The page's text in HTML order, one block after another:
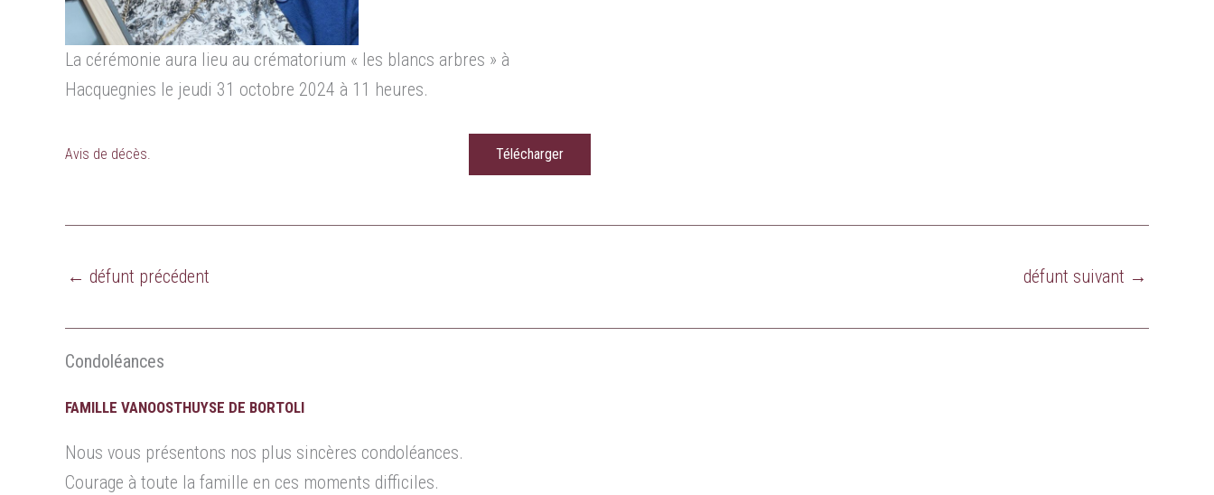
La cérémonie aura lieu au crématorium « les blancs arbres » à
Hacquegnies le jeudi 31 octobre 2024 à 11 heures.
Avis de décès. Télécharger
← défunt précédent défunt suivant →
Condoléances
FAMILLE VANOOSTHUYSE DE BORTOLI
Nous vous présentons nos plus sincères condoléances.
Courage à toute la famille en ces moments difficiles.